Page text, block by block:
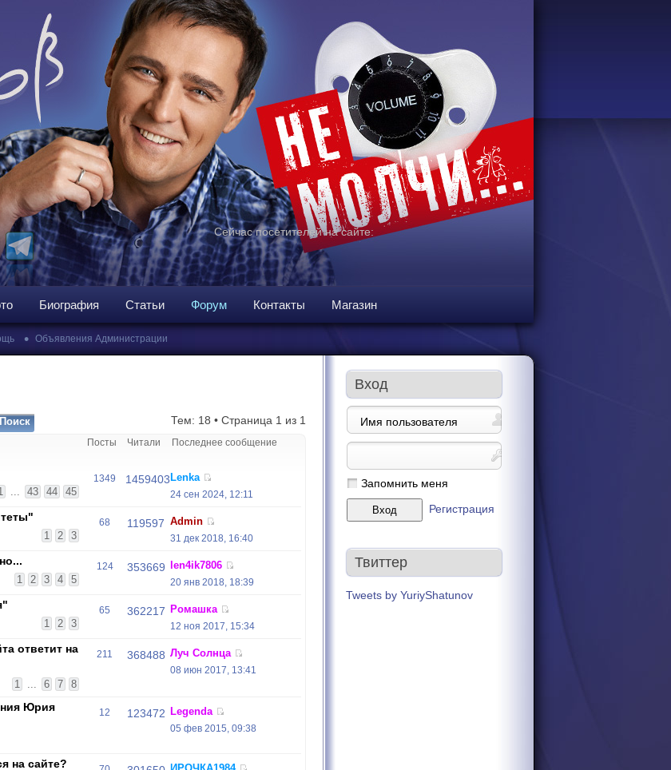
Сейчас посетителей на сайте:
Биография Статьи Форум Контакты Магазин
• Объявления Администрации
Тем: 18 • Страница 1 из 1
Посты Читали Последнее сообщение
... 43 44 45
1349 1459403 Lenka
24 сен 2024, 12:11
1 2 3
68 119597 Admin
31 дек 2018, 16:40
1 2 3 4 5
124 353669 len4ik7806
20 янв 2018, 18:39
1 2 3
65 362217 Ромашка
12 ноя 2017, 15:34
ответит на
1 ... 6 7 8
211 368488 Луч Солнца
08 июн 2017, 13:41
Юрия
12 123472 Legenda
05 фев 2015, 09:38
на сайте?
Вход
Запомнить меня
Регистрация
Твиттер
Tweets by YuriyShatunov